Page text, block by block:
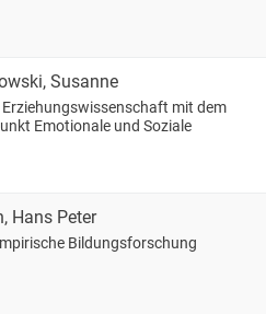
,Susanne
mit dem
Emotionale und Soziale
, Hans Peter
Bildungsforschung